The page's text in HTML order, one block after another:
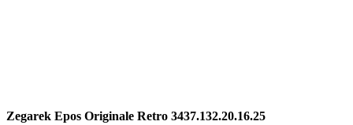
Zegarek Epos Originale Retro 3437.132.20.16.25